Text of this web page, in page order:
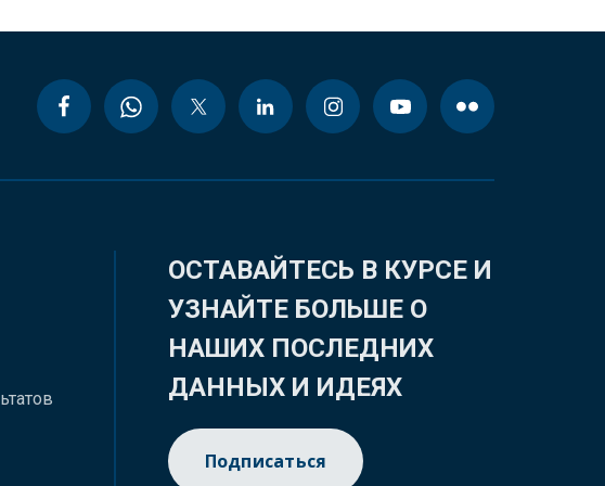
ОСТАВАЙТЕСЬ В КУРСЕ И
УЗНАЙТЕ БОЛЬШЕ О
НАШИХ ПОСЛЕДНИХ
ДАННЫХ И ИДЕЯХ
Подписаться